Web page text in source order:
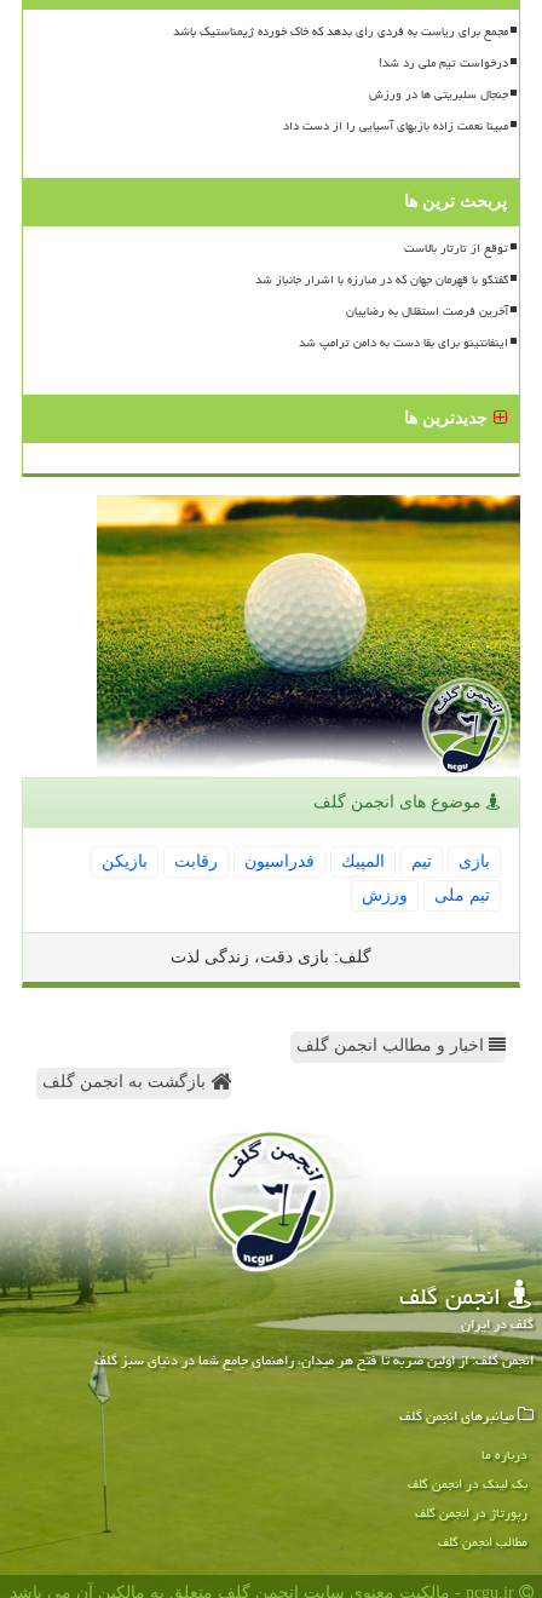
مجمع برای ریاست به فردی رای بدهد که خاک خورده ژیمناستیک باشد
درخواست تیم ملی رد شد!
جنجال سلبریتی ها در ورزش
مبینا نعمت زاده بازیهای آسیایی را از دست داد
پربحث ترین ها
توقع از تارتار بالاست
گفتگو با قهرمان جهان که در مبارزه با اشرار جانباز شد
آخرین فرصت استقلال به رضاییان
اینفانتینو برای بقا دست به دامن ترامپ شد
جدیدترین ها
موضوع های انجمن گلف
بازی تیم المپیك فدراسیون رقابت
بازیكن
تیم ملی
ورزش
گلف: بازی دقت، زندگی لذت
اخبار و مطالب انجمن گلف
بازگشت به انجمن گلف
انجمن گلف
گلف در ایران
انجمن گلف: از اولین ضربه تا فتح هر میدان، راهنمای جامع شما در دنیای سبز گلف
میانبرهای انجمن گلف
درباره ما
بک لینک در انجمن گلف
رپورتاژ در انجمن گلف
مطالب انجمن گلف
ncgu.ir - مالکیت معنوی سایت انجمن گلف متعلق به مالکین آن می باشد